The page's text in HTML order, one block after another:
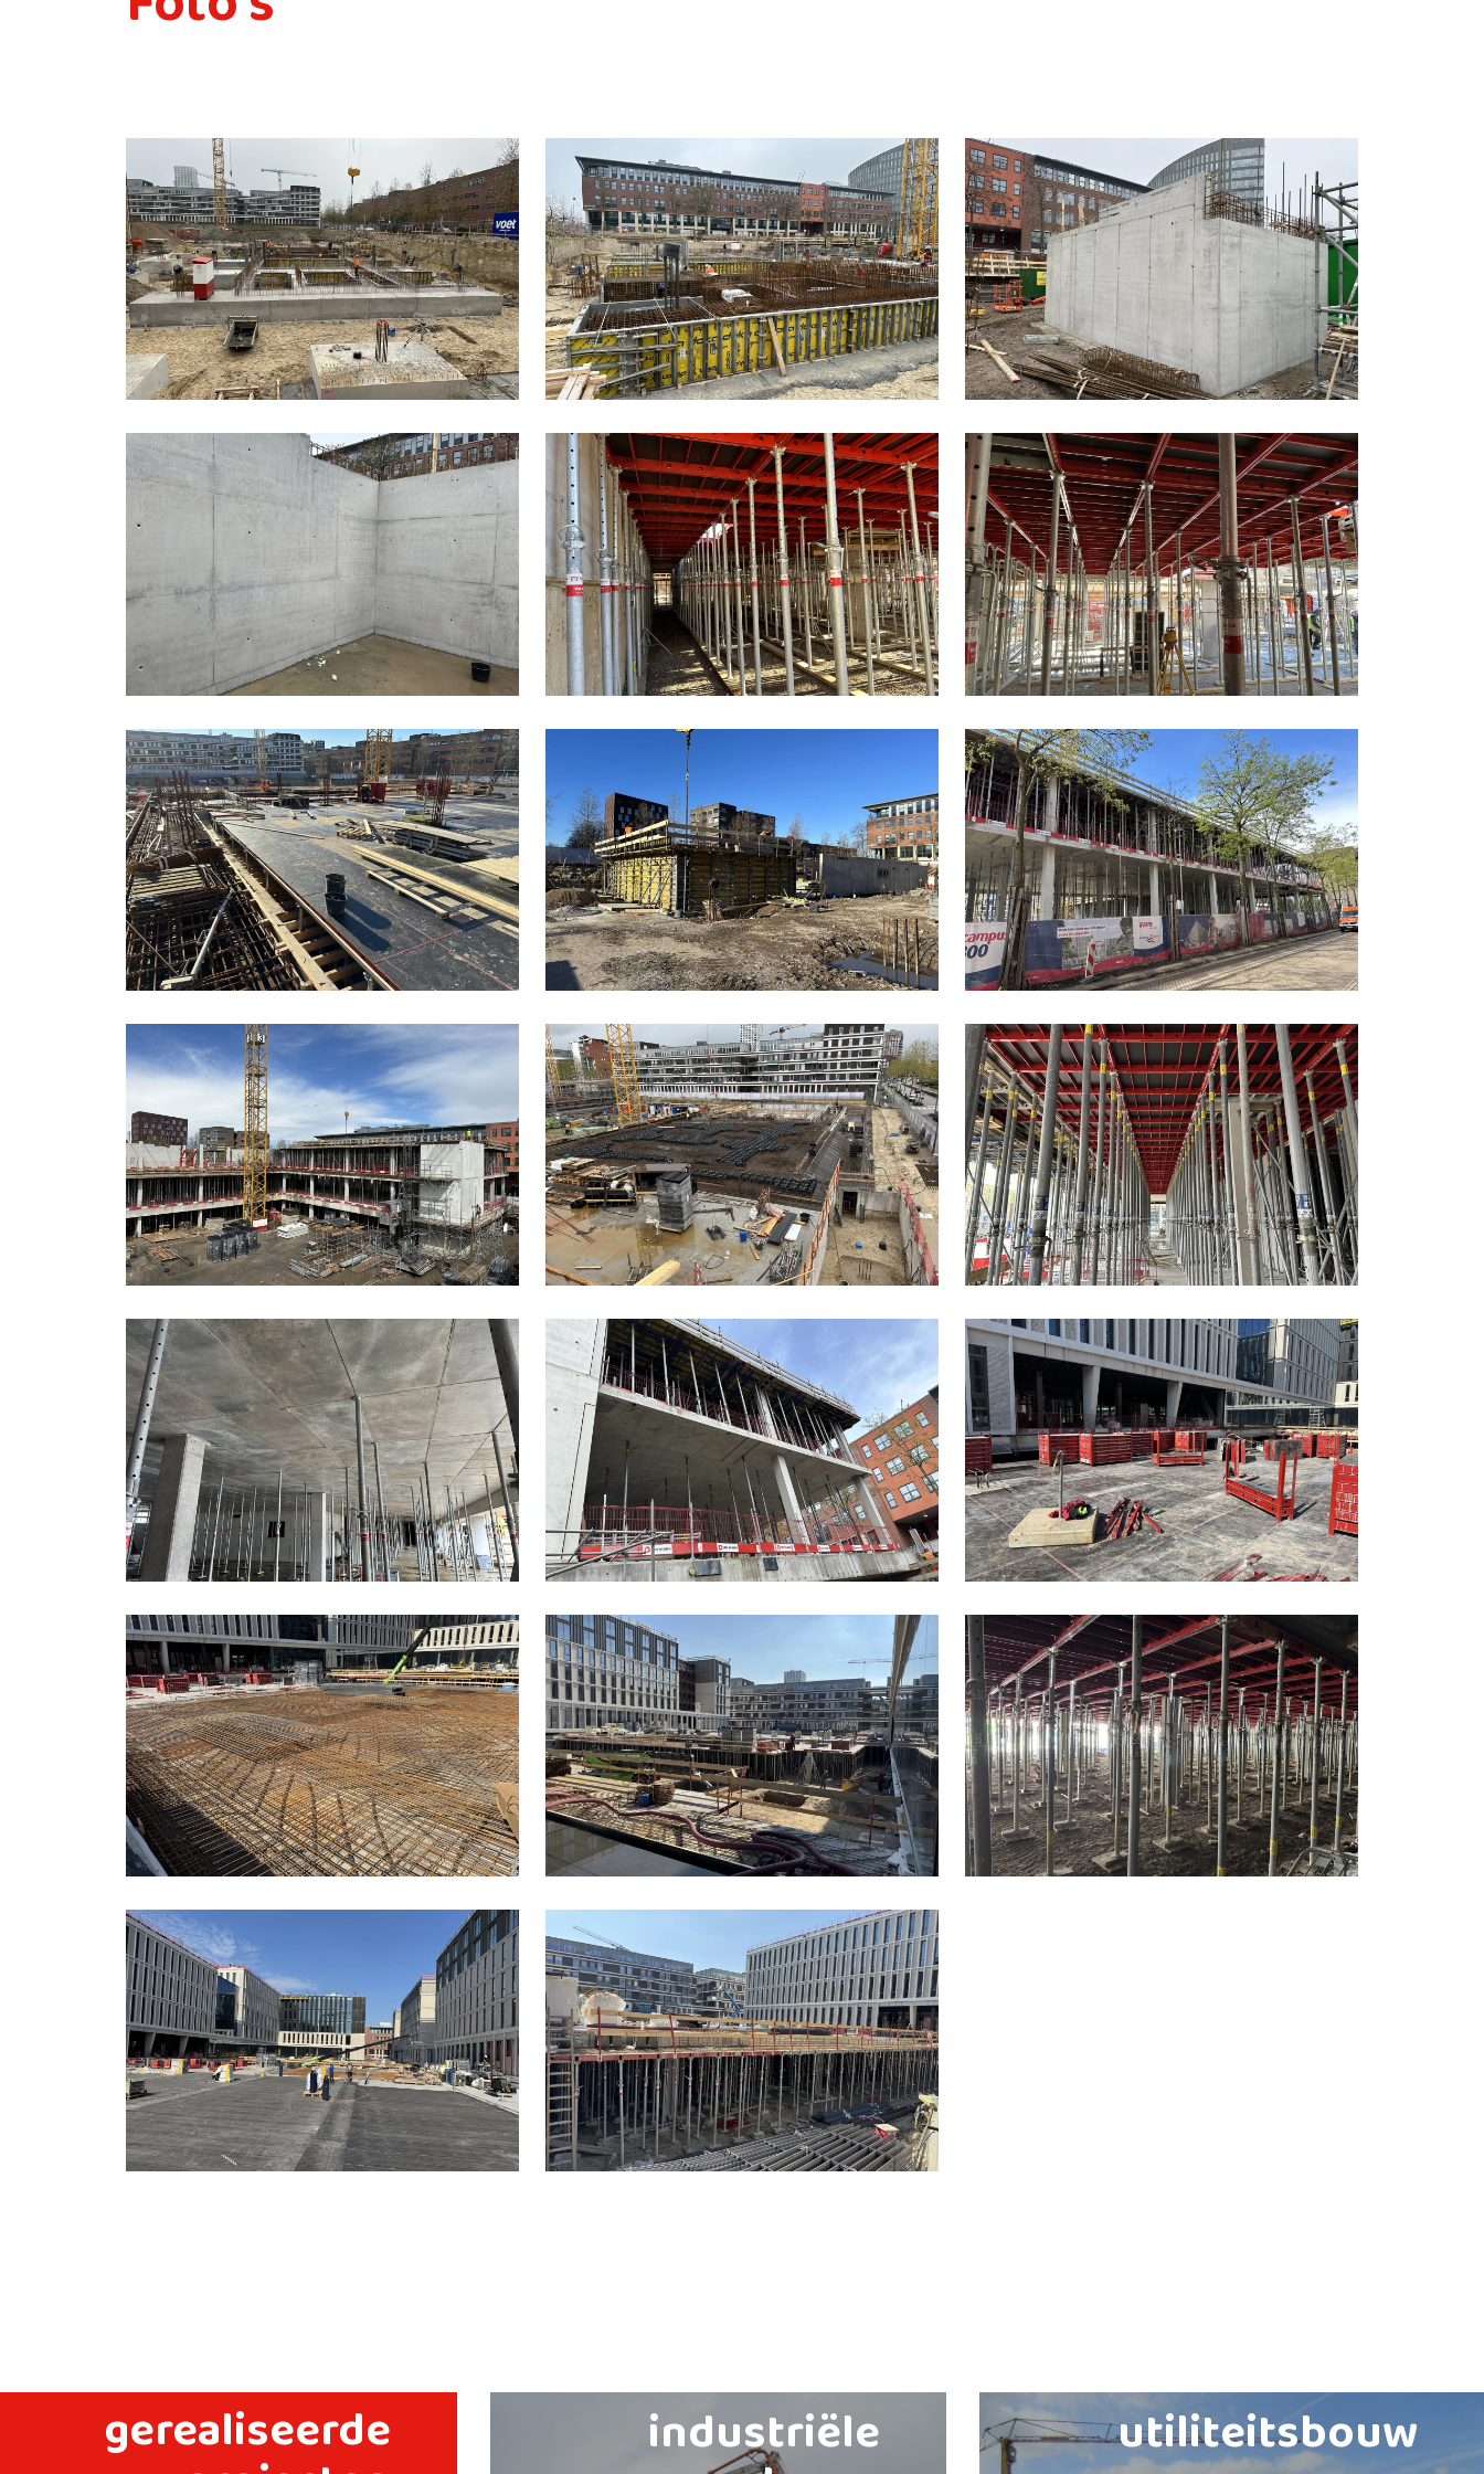
gerealiseerde industriële utiliteitsbouw